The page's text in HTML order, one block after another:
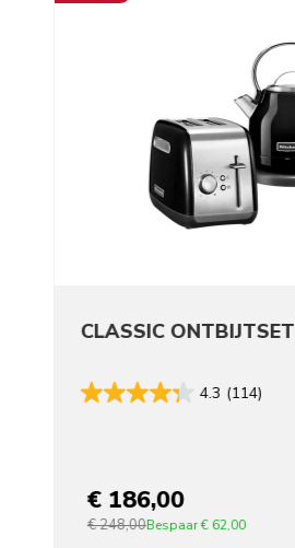
CLASSIC ONTBIJTSET
4.3 (114)
€ 186,00
€ 248,00Bespaar€ 62,00